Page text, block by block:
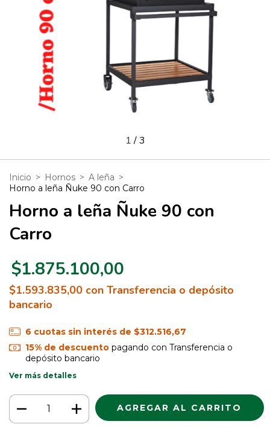
1/3
Inicio > Hornos > A leña >
Horno a leña Ñuke 90 con Carro
Horno a leña Ñuke 90 con
Carro
$1.875.100,00
$1.593.835,00 con Transferencia o depósito
bancario
6 cuotas sin interés de $312.516,67
15% de descuentopagando con Transferencia o
depósito bancario
Ver más detalles